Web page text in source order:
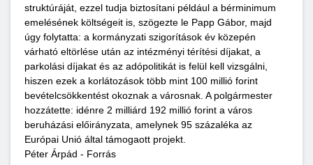
struktúráját, ezzel tudja biztosítani például a bérminimum
emelésének költségeit is, szögezte le Papp Gábor, majd
úgy folytatta: a kormányzati szigorítások év közepén
várható eltörlése után az intézményi térítési díjakat, a
parkolási díjakat és az adópolitikát is felül kell vizsgálni,
hiszen ezek a korlátozások több mint 100 millió forint
bevételcsökkentést okoznak a városnak. A polgármester
hozzátette: idénre 2 milliárd 192 millió forint a város
beruházási előirányzata, amelynek 95 százaléka az
Európai Unió által támogaott projekt.
Péter Árpád - Forrás